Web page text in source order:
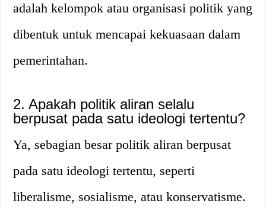
adalah kelompok atau organisasi politik yang
dibentuk untuk mencapai kekuasaan dalam
pemerintahan.
2. Apakah politik aliran selalu
berpusat pada satu ideologi tertentu?
Ya, sebagian besar politik aliran berpusat
pada satu ideologi tertentu, seperti
liberalisme, sosialisme, atau konservatisme.